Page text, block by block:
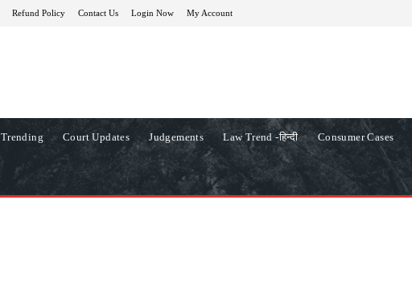
Refund Policy Contact Us Login Now My Account
Trending Court Updates Judgements Law Trend -हिन्दी Consumer Cases